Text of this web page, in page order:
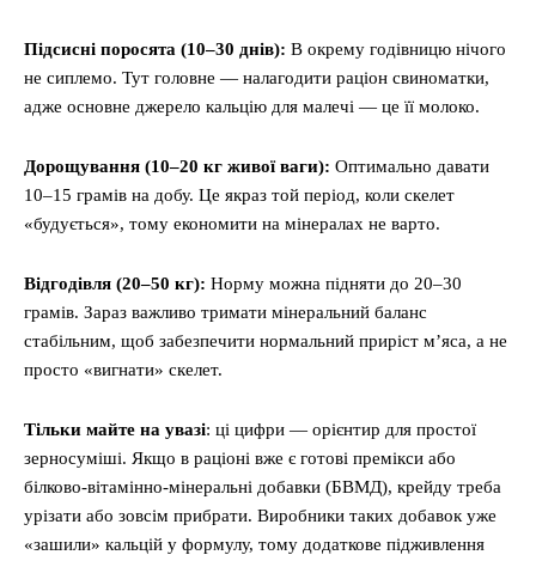
Підсисні поросята (10–30 днів): В окрему годівницю нічого
не сиплемо. Тут головне — налагодити раціон свиноматки,
адже основне джерело кальцію для малечі — це її молоко.
Дорощування (10–20 кг живої ваги): Оптимально давати
10–15 грамів на добу. Це якраз той період, коли скелет
«будується», тому економити на мінералах не варто.
Відгодівля (20–50 кг): Норму можна підняти до 20–30
грамів. Зараз важливо тримати мінеральний баланс
стабільним, щоб забезпечити нормальний приріст м’яса, а не
просто «вигнати» скелет.
Тільки майте на увазі: ці цифри — орієнтир для простої
зерносуміші. Якщо в раціоні вже є готові премікси або
білково-вітамінно-мінеральні добавки (БВМД), крейду треба
урізати або зовсім прибрати. Виробники таких добавок уже
«зашили» кальцій у формулу, тому додаткове підживлення